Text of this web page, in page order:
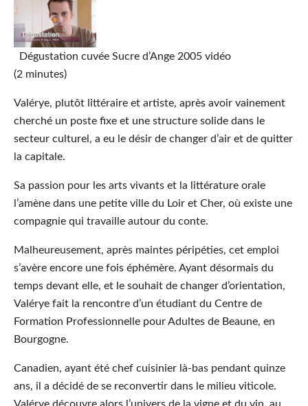
Dégustation cuvée Sucre d’Ange 2005 vidéo
(2 minutes)
Valérye, plutôt littéraire et artiste, après avoir vainement
cherché un poste fixe et une structure solide dans le
secteur culturel, a eu le désir de changer d’air et de quitter
la capitale.
Sa passion pour les arts vivants et la littérature orale
l’amène dans une petite ville du Loir et Cher, où existe une
compagnie qui travaille autour du conte.
Malheureusement, après maintes péripéties, cet emploi
s’avère encore une fois éphémère. Ayant désormais du
temps devant elle, et le souhait de changer d’orientation,
Valérye fait la rencontre d’un étudiant du Centre de
Formation Professionnelle pour Adultes de Beaune, en
Bourgogne.
Canadien, ayant été chef cuisinier là-bas pendant quinze
ans, il a décidé de se reconvertir dans le milieu viticole.